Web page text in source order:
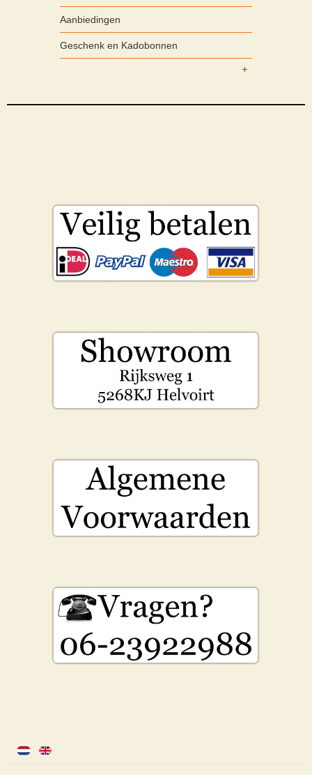
Aanbiedingen
Geschenk en Kadobonnen